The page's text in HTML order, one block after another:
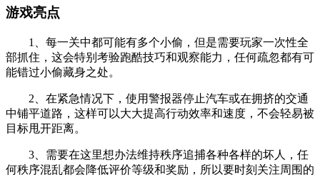
游戏亮点
1、每一关中都可能有多个小偷，但是需要玩家一次性全
部抓住，这会特别考验跑酷技巧和观察能力，任何疏忽都有可
能错过小偷藏身之处。
2、在紧急情况下，使用警报器停止汽车或在拥挤的交通
中铺平道路，这样可以大大提高行动效率和速度，不会轻易被
目标甩开距离。
3、需要在这里想办法维持秩序追捕各种各样的坏人，任
何秩序混乱都会降低评价等级和奖励，所以要时刻关注周围的